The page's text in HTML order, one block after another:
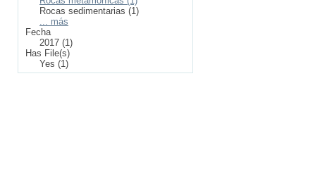
Rocas sedimentarias (1)
... más
Fecha
2017 (1)
Has File(s)
Yes (1)